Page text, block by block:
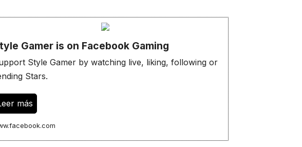
Gamer is on Facebook Gaming
Style Gamer by watching live, liking, following or
Stars.
más